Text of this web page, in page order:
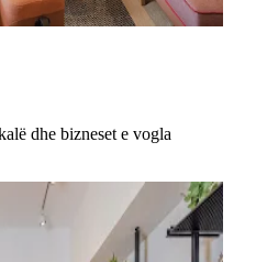
dhe bizneset e vogla